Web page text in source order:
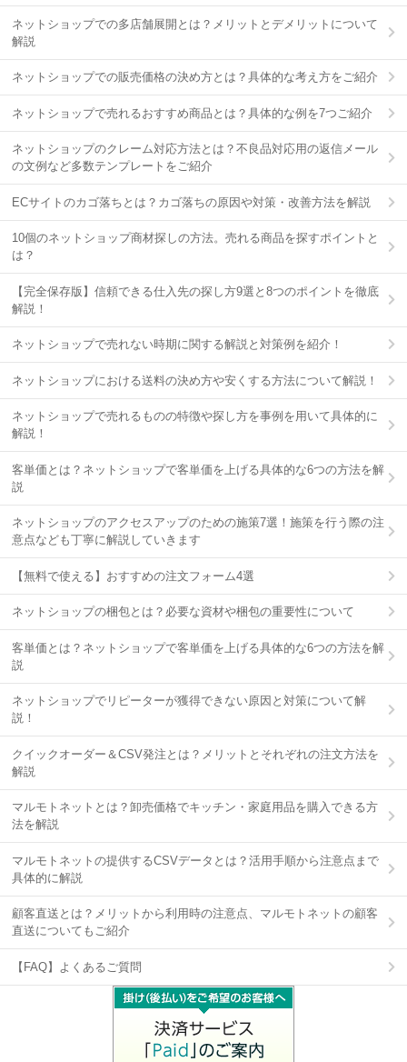
ネットショップでの多店舗展開とは？メリットとデメリットについて
解説
ネットショップでの販売価格の決め方とは？具体的な考え方をご紹介
ネットショップで売れるおすすめ商品とは？具体的な例を7つご紹介
ネットショップのクレーム対応方法とは？不良品対応用の返信メール
の文例など多数テンプレートをご紹介
ECサイトのカゴ落ちとは？カゴ落ちの原因や対策・改善方法を解説
10個のネットショップ商材探しの方法。売れる商品を探すポイントと
は？
【完全保存版】信頼できる仕入先の探し方9選と8つのポイントを徹底
解説！
ネットショップで売れない時期に関する解説と対策例を紹介！
ネットショップにおける送料の決め方や安くする方法について解説！
ネットショップで売れるものの特徴や探し方を事例を用いて具体的に
解説！
客単価とは？ネットショップで客単価を上げる具体的な6つの方法を解
説
ネットショップのアクセスアップのための施策7選！施策を行う際の注
意点なども丁寧に解説していきます
【無料で使える】おすすめの注文フォーム4選
ネットショップの梱包とは？必要な資材や梱包の重要性について
客単価とは？ネットショップで客単価を上げる具体的な6つの方法を解
説
ネットショップでリピーターが獲得できない原因と対策について解
説！
クイックオーダー＆CSV発注とは？メリットとそれぞれの注文方法を
解説
マルモトネットとは？卸売価格でキッチン・家庭用品を購入できる方
法を解説
マルモトネットの提供するCSVデータとは？活用手順から注意点まで
具体的に解説
顧客直送とは？メリットから利用時の注意点、マルモトネットの顧客
直送についてもご紹介
【FAQ】よくあるご質問